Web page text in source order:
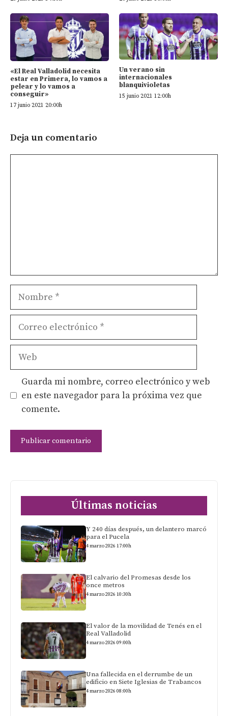
«El Real Valladolid necesita
estar en Primera, lo vamos a
pelear y lo vamos a
conseguir»
17 junio 2021 20:00h
Un verano sin
internacionales
blanquivioletas
15 junio 2021 12:00h
Deja un comentario
Nombre
Correo
Web
Guarda mi nombre, correo electrónico y web
en este navegador para la próxima vez que
comente.
Últimas noticias
Y 240 días después, un delantero marcó
para el Pucela
4 marzo 2026 17:00h
El calvario del Promesas desde los
once metros
4 marzo 2026 10:30h
El valor de la movilidad de Tenés en el
Real Valladolid
4 marzo 2026 09:00h
Una fallecida en el derrumbe de un
edificio en Siete Iglesias de Trabancos
4 marzo 2026 08:00h